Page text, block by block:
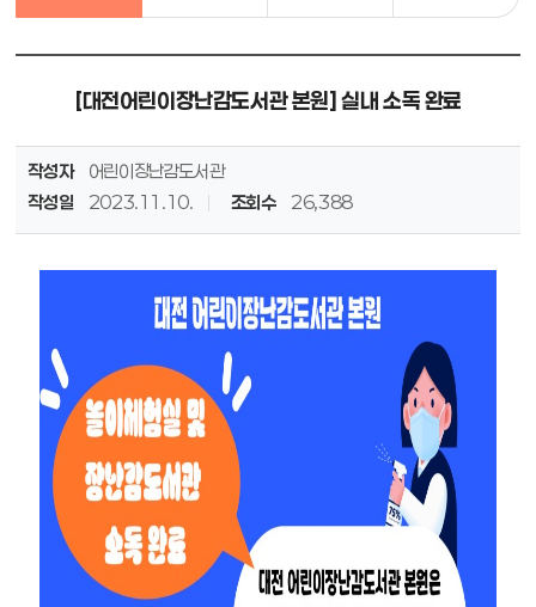
[대전어린이장난감도서관 본원] 실내 소독 완료
작성자
어린이장난감도서관
작성일
2023.11.10. 조회수 26,388